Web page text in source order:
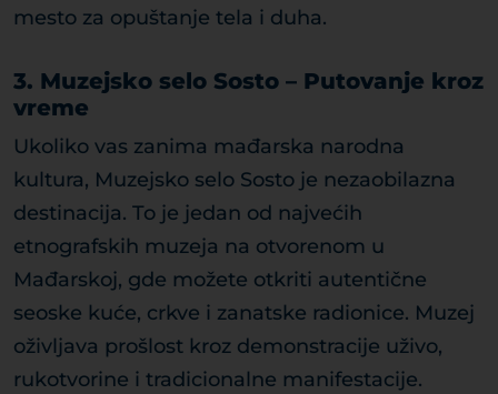
mesto za opuštanje tela i duha.
3. Muzejsko selo Sosto – Putovanje kroz
vreme
Ukoliko vas zanima mađarska narodna
kultura, Muzejsko selo Sosto je nezaobilazna
destinacija. To je jedan od najvećih
etnografskih muzeja na otvorenom u
Mađarskoj, gde možete otkriti autentične
seoske kuće, crkve i zanatske radionice. Muzej
oživljava prošlost kroz demonstracije uživo,
rukotvorine i tradicionalne manifestacije.